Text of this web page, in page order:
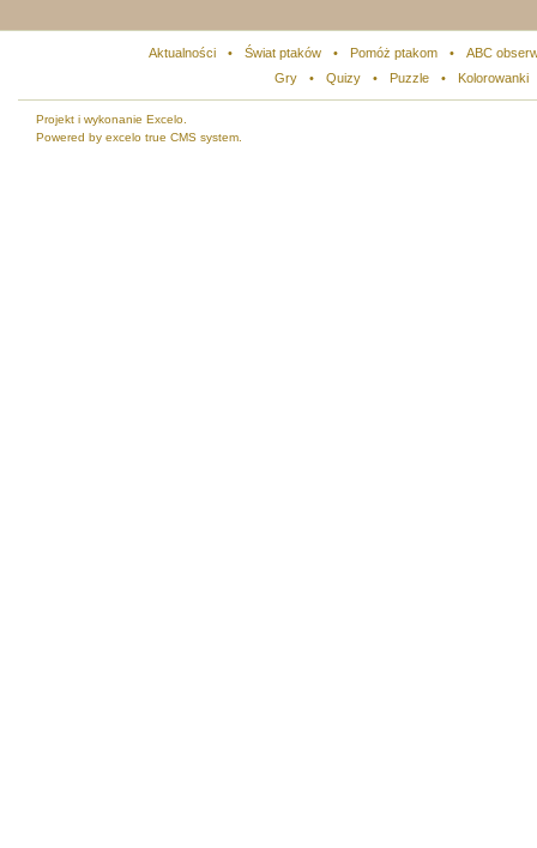
Aktualności • Świat ptaków • Pomóż ptakom •
ABC
Gry
• Quizy • Puzzle • Kolorowanki
Projekt i wykonanie Excelo.
Powered by excelo true CMS system.